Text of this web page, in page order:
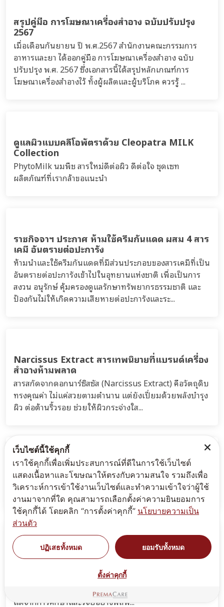
สร้างแบรนด์เครื่องสำอางที่แบรนด์ควรจะต้องทำเพื่อให้
แบรนด์นั้นเกิดการรับรู้จากผู้บริโภค โดยหนึ่งในการทำการ
ตลาดก็คือการโฆษณาสินค้า โดยผู้ที่เพิ่งเริ่มสร...
2567
เมื่อเดือนกันยายน ปี พ.ศ.2567 สำนักงานคณะกรรมการ
อาหารและยา ได้ออกคู่มือ การโฆษณาเครื่องสำอาง ฉบับ
ปรับปรุง พ.ศ. 2567 ซึ่งเอกสารนี้ได้สรุปหลักเกณฑ์การ
โฆษณาเครื่องสำอางไว้ ทั้งผู้ผลิตและผู้บริโภค ควรรู้ ...
ดูแลผิวแบบคลีโอพัตราด้วย Cleopatra MILK
Collection
PhytoMilk นมพืช สารใหม่ดีต่อผิว ดีต่อใจ ชุดเซท
ผลิตภัณฑ์ที่เรากล้าขอแนะนำ
เว็บไซต์นี้ใช้คุกกี้
เราใช้คุกกี้เพื่อเพิ่มประสบการณ์ที่ดีในการใช้เว็บไซต์
แสดงเนื้อหาและโฆษณาให้ตรงกับความสนใจ รวมถึงเพื่อ
วิเคราะห์การเข้าใช้งานเว็บไซต์และทำความเข้าใจว่าผู้ใช้
งานมาจากที่ใด คุณสามารถเลือกตั้งค่าความยินยอมการ
ใช้คุกกี้ได้ โดยคลิก “การตั้งค่าคุกกี้” นโยบายความเป็น
ส่วนตัว
ปฏิเสธทั้งหมด ยอมรับทั้งหมด
ตั้งค่าคุกกี้